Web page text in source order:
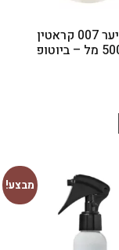
שמפו לשיער 007 קראטין
אימפקט 500 מל – ביוטופ
מבצע!